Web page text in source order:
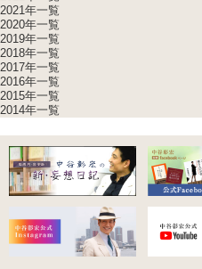
2021年一覧
2020年一覧
2019年一覧
2018年一覧
2017年一覧
2016年一覧
2015年一覧
2014年一覧